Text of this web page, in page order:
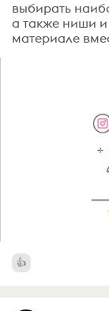
выбирать
а также ниши
материале